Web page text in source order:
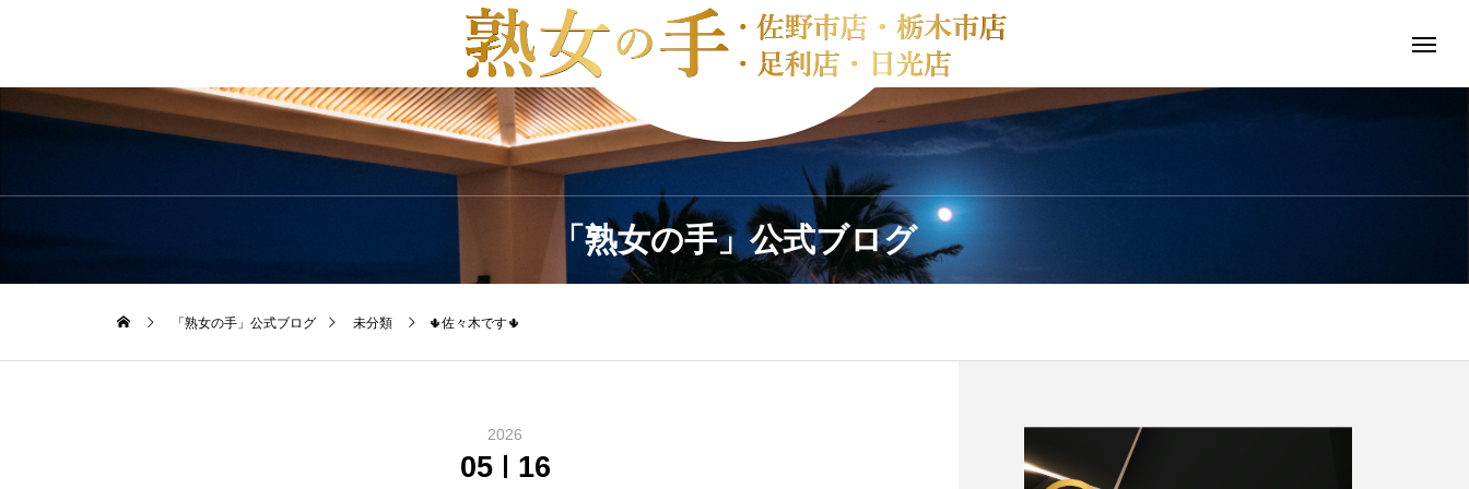
「熟女の手」公式ブログ
「熟女の手」公式ブログ 未分類 🌵佐々木です🌵
2026
05 16